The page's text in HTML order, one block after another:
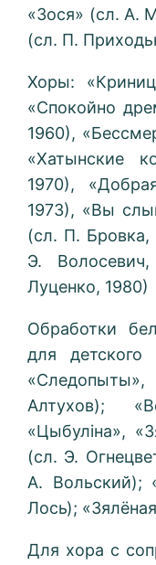
«Зося» (сл. А.
(сл. П.
Хоры:
«Спокойно
1960),
«Хатынские
1970),
1973), «Вы
(сл. П.
Э.
Луценко, 1980)
Обработки
для детского
Алтухов);
«Цыбуліна»,
(сл. Э.
А. Вольский);
Лось);
Для хора с